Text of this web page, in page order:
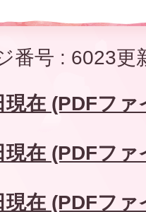
番号 : 6023更
現在 (PDFフ
現在 (PDFフ
現在 (PDFフ